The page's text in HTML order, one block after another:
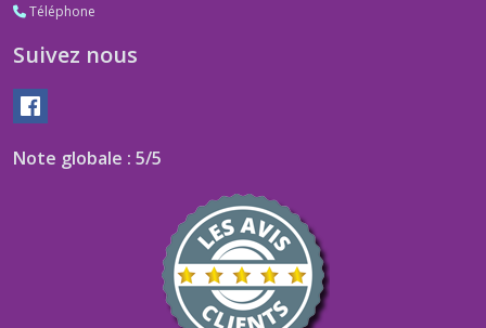
Téléphone
Suivez nous
Note globale : 5/5